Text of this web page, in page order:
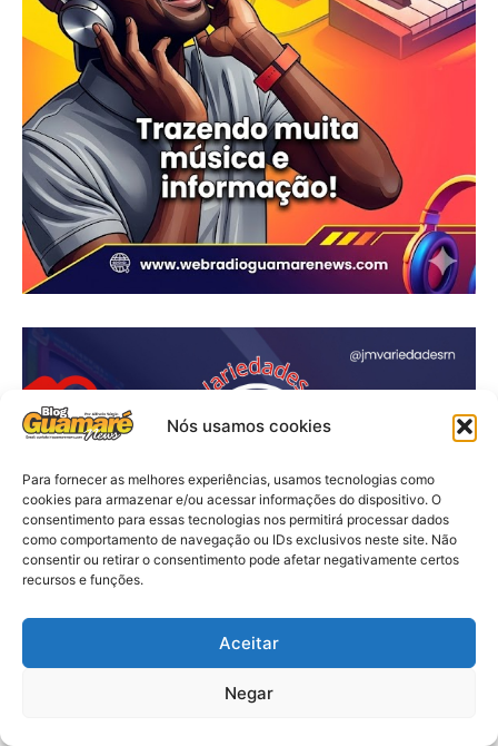
Nós usamos cookies
Para fornecer as melhores experiências, usamos tecnologias como
cookies para armazenar e/ou acessar informações do dispositivo. O
consentimento para essas tecnologias nos permitirá processar dados
como comportamento de navegação ou IDs exclusivos neste site. Não
consentir ou retirar o consentimento pode afetar negativamente certos
recursos e funções.
Aceitar
Negar